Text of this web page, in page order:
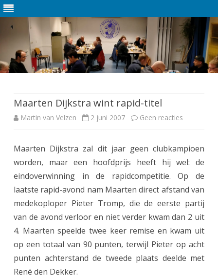
de
inhoud
Maarten Dijkstra wint rapid-titel
Martin van Velzen 2 juni 2007 Geen reacties
M
a
t
n
Maarten Dijkstra zal dit jaar geen clubkampioen
worden, maar een hoofdprijs heeft hij wel: de
eindoverwinning in de rapidcompetitie. Op de
laatste rapid-avond nam Maarten direct afstand van
medekoploper Pieter Tromp, die de eerste partij
van de avond verloor en niet verder kwam dan 2 uit
4. Maarten speelde twee keer remise en kwam uit
op een totaal van 90 punten, terwijl Pieter op acht
punten achterstand de tweede plaats deelde met
René den Dekker.